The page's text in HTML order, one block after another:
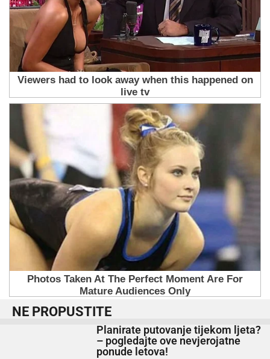
NE PROPUSTITE
Planirate putovanje tijekom ljeta?
– pogledajte ove nevjerojatne
ponude letova!